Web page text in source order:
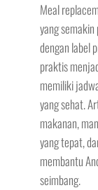
Meal
yang
dengan label
praktis
memiliki
yang sehat.
makanan,
yang tepat,
membantu
seimbang.